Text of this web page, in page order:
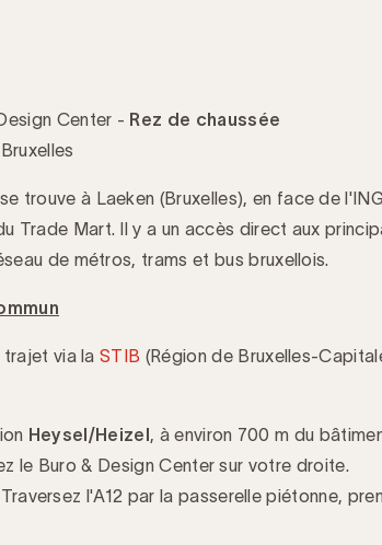
Center - Rez de chaussée
se trouve à Laeken (Bruxelles), en face de
Trade Mart. Il y a un accès direct aux
de métros, trams et bus bruxellois.
trajet via laSTIB (Région de Bruxelles-
Heysel/Heizel , à environ 700 m du
le Buro & Design Center sur votre droite.
Traversez l'A12 par la passerelle piétonne,